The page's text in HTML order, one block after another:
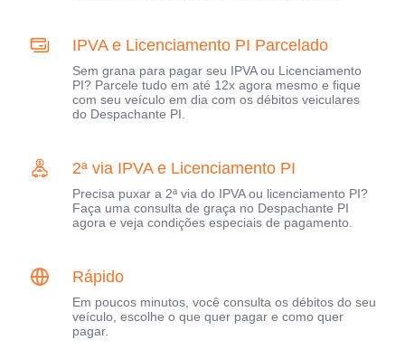
IPVA e Licenciamento PI Parcelado
Sem grana para pagar seu IPVA ou Licenciamento
PI? Parcele tudo em até 12x agora mesmo e fique
com seu veículo em dia com os débitos veiculares
do Despachante PI.
2ª via IPVA e Licenciamento PI
Precisa puxar a 2ª via do IPVA ou licenciamento PI?
Faça uma consulta de graça no Despachante PI
agora e veja condições especiais de pagamento.
Rápido
Em poucos minutos, você consulta os débitos do seu
veículo, escolhe o que quer pagar e como quer
pagar.